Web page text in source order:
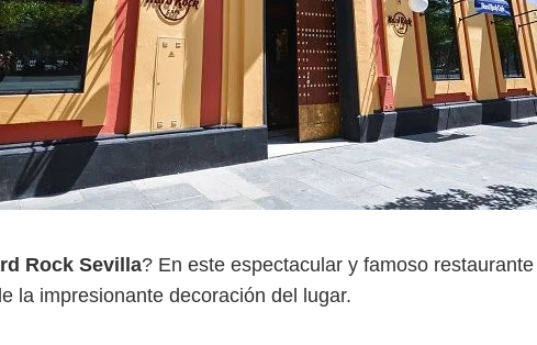
Rock Sevilla? En este espectacular y famoso
la impresionante decoración del lugar.